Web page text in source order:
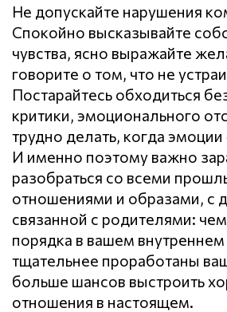
Не допускайте нарушения
Спокойно высказывайте
чувства, ясно выражайте
говорите о том, что не
Постарайтесь обходиться
критики, эмоционального
трудно делать, когда
И именно поэтому важно
разобраться со всеми
отношениями и образами, с
связанной с родителями:
порядка в вашем
тщательнее проработаны
больше шансов выстроить
отношения в настоящем.